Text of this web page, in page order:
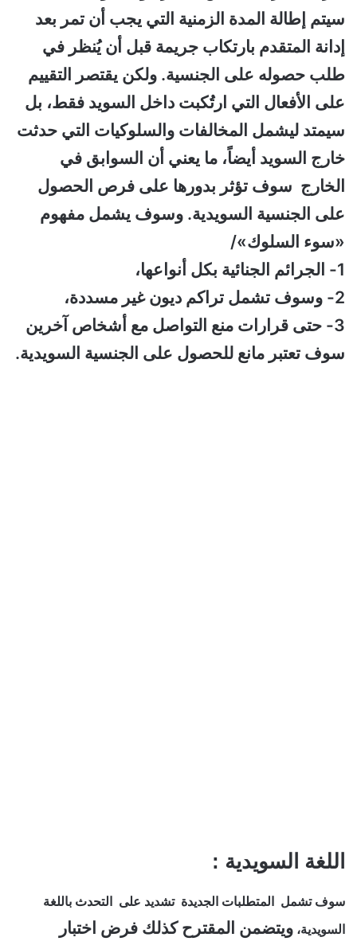
سيتم إطالة المدة الزمنية التي يجب أن تمر بعد
إدانة المتقدم بارتكاب جريمة قبل أن يُنظر في
طلب حصوله على الجنسية. ولكن يقتصر التقييم
على الأفعال التي ارتُكبت داخل السويد فقط، بل
سيمتد ليشمل المخالفات والسلوكيات التي حدثت
خارج السويد أيضاً، ما يعني أن السوابق في
الخارج سوف تؤثر بدورها على فرص الحصول
على الجنسية السويدية. وسوف يشمل مفهوم
«سوء السلوك»/
1- الجرائم الجنائية بكل أنواعها،
2- وسوف تشمل تراكم ديون غير مسددة،
3- حتى قرارات منع التواصل مع أشخاص آخرين
سوف تعتبر مانع للحصول على الجنسية السويدية.
اللغة السويدية :
سوف تشمل المتطلبات الجديدة تشديد على التحدث باللغة
السويدية، ويتضمن المقترح كذلك فرض اختبار